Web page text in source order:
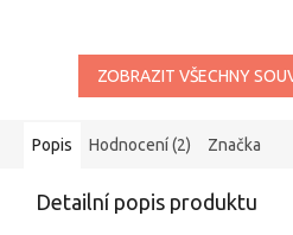
ZOBRAZIT VŠECHNY
Popis Hodnocení (2) Značka
Detailní popis produktu